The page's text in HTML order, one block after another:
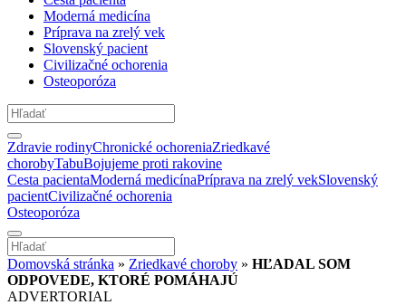
Moderná medicína
Príprava na zrelý vek
Slovenský pacient
Civilizačné ochorenia
Osteoporóza
Zdravie rodinyChronické ochoreniaZriedkavé
chorobyTabuBojujeme proti rakovine
Cesta pacientaModerná medicínaPríprava na zrelý vekSlovenský
pacientCivilizačné ochorenia
Osteoporóza
Domovská stránka » Zriedkavé choroby » HĽADAL SOM
ODPOVEDE, KTORÉ POMÁHAJÚ
ADVERTORIAL